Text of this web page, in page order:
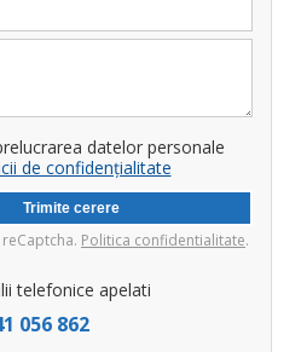
datelor personale
de confidențialitate
Politica confidentialitate.
telefonice apelati
056 862